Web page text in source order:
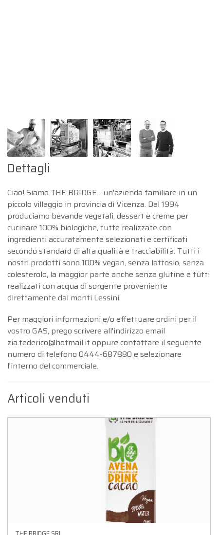
Dettagli
Ciao! Siamo THE BRIDGE... un'azienda familiare in un
piccolo villaggio in provincia di Vicenza. Dal 1994
produciamo bevande vegetali, dessert e creme per
cucinare 100% biologiche, tutte realizzate con
ingredienti accuratamente selezionati e certificati
secondo standard di alta qualità e tracciabilità. Tutti i
nostri prodotti sono 100% vegan, senza lattosio, senza
colesterolo, la maggior parte anche senza glutine e tutti
realizzati con acqua di sorgente proveniente
direttamente dai monti Lessini.
Per maggiori informazioni e/o effettuare ordini per il
vostro GAS, prego scrivere all'indirizzo email
zia.federico@hotmail.it oppure contattare il seguente
numero di telefono 0444-687880 e selezionare
l'interno del commerciale.
Articoli venduti